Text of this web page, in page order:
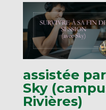
assistée
Sky
Rivières)